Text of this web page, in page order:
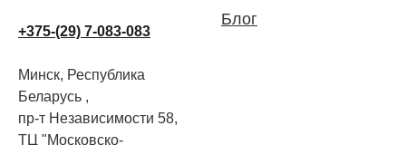
+375-(29) 7-083-083
Минск, Республика
Беларусь ,
пр-т Независимости 58,
ТЦ "Московско-
Блог